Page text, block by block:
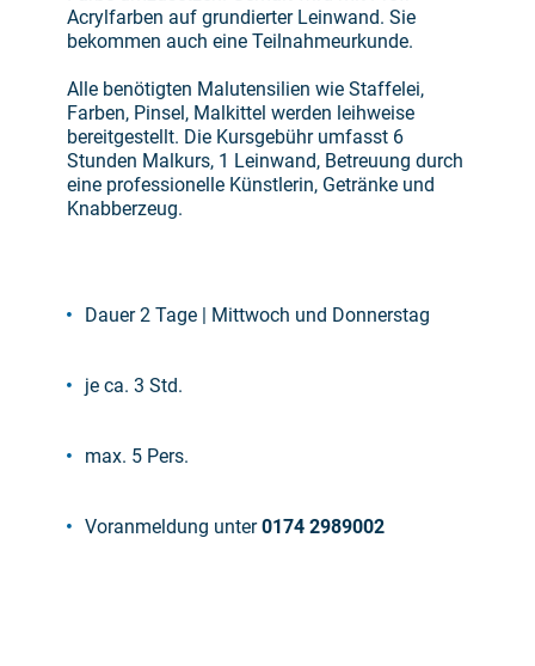
Acrylfarben auf grundierter Leinwand. Sie
bekommen auch eine Teilnahmeurkunde.
Alle benötigten Malutensilien wie Staffelei,
Farben, Pinsel, Malkittel werden leihweise
bereitgestellt. Die Kursgebühr umfasst 6
Stunden Malkurs, 1 Leinwand, Betreuung durch
eine professionelle Künstlerin, Getränke und
Knabberzeug.
Dauer 2 Tage | Mittwoch und Donnerstag
je ca. 3 Std.
max. 5 Pers.
Voranmeldung unter0174 2989002